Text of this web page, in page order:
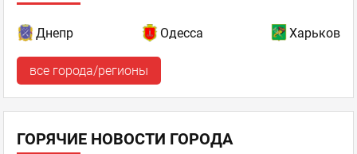
Днепр Одесса Харьков
все города/регионы
ГОРЯЧИЕ НОВОСТИ ГОРОДА